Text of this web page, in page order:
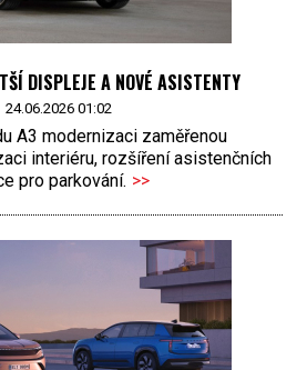
DISPLEJE A NOVÉ ASISTENTY
24.06.2026 01:02
A3 modernizaci zaměřenou
interiéru, rozšíření asistenčních
pro parkování. >>